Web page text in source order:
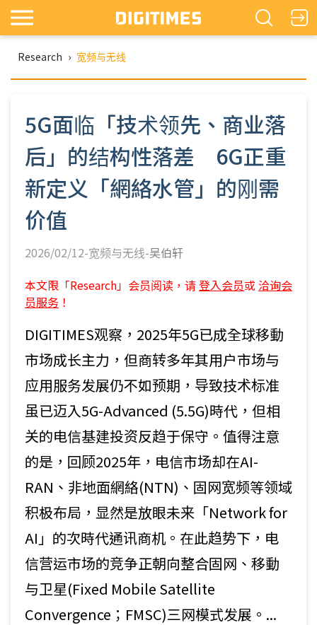
Research › 宽频与无线
5G面临「技术领先、商业落
后」的结构性落差 6G正重
新定义「網絡水管」的刚需
价值
2026/02/12-宽频与无线-吴伯轩
本文限「Research」会员阅读，请登入会员或 洽询会
员服务 ！
DIGITIMES观察，2025年5G已成全球移動
市场成长主力，但商转多年其用户市场与
应用服务发展仍不如预期，导致技术标准
虽已迈入5G-Advanced (5.5G)時代，但相
关的电信基建投资反趋于保守。值得注意
的是，回顾2025年，电信市场却在AI-
RAN、非地面網絡(NTN)、固网宽频等领域
积极布局，显然是放眼未来「Network for
AI」的次時代通讯商机。在此趋势下，电
信营运市场的竞争正朝向整合固网、移動
与卫星(Fixed Mobile Satellite
Convergence；FMSC)三网模式发展。...